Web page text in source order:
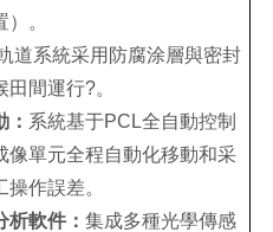
。
道系統采用防腐涂層與密封
間運行?。
系統基于PCL全自動控制
像單元全程自動化移動和采
作誤差。
析軟件：集成多種光學傳感